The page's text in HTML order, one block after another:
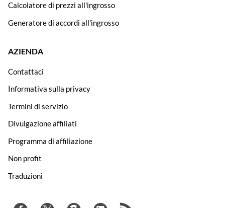
Calcolatore di prezzi all'ingrosso
Generatore di accordi all'ingrosso
AZIENDA
Contattaci
Informativa sulla privacy
Termini di servizio
Divulgazione affiliati
Programma di affiliazione
Non profit
Traduzioni